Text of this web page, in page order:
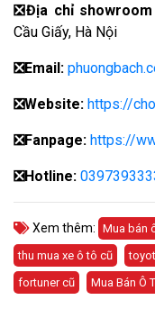
❎Địa chỉ
Cầu Giấy, Hà Nội
❎Email:
❎Website: https://
❎Fanpage: https://
❎Hotline:
Xem thêm: Mua bán
thu mua xe ô tô cũ
fortuner cũ
Mua Bán Ô